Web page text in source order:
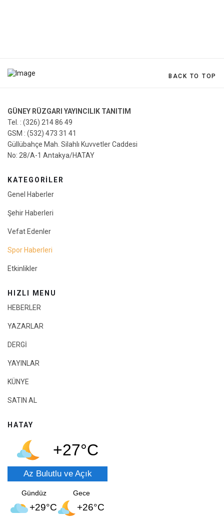
BACK TO TOP
GÜNEY RÜZGARI YAYINCILIK TANITIM
Tel. : (326) 214 86 49
GSM : (532) 473 31 41
Güllübahçe Mah. Silahlı Kuvvetler Caddesi
No: 28/A-1 Antakya/HATAY
KATEGORİLER
Genel Haberler
Şehir Haberleri
Vefat Edenler
Spor Haberleri
Etkinlikler
HIZLI MENU
HEBERLER
YAZARLAR
DERGİ
YAYINLAR
KÜNYE
SATIN AL
HATAY
+27°C
Az Bulutlu ve Açık
Gündüz
+29°C
Gece
+26°C